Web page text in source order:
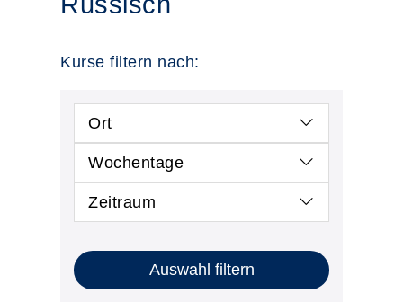
Kurse filtern nach:
Ort
Wochentage
Zeitraum
Auswahl filtern